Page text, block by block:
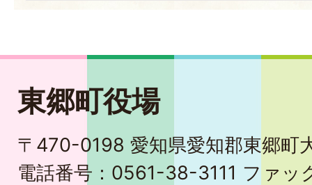
東郷町役場
〒470-0198 愛知県愛知郡東郷町
電話番号：0561-38-3111 ファ